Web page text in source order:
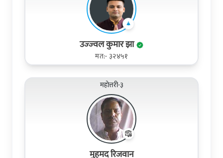
उज्‍ज्‍वल कुमार झा
मत:- ३२४५१
महोत्तरी-३
मुहमद रिजवान